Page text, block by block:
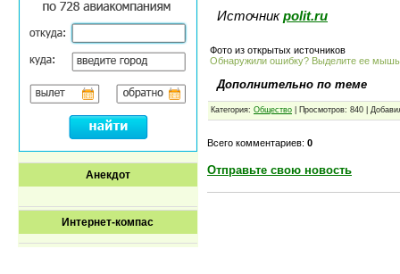
Анекдот
Интернет-компас
Источникpolit.ru
Фото из открытых источников
Обнаружили ошибку? Выделите ее
Дополнительно по теме
Категория: Общество | Просмотров: 840 |
Всего комментариев: 0
Отправьте свою новость